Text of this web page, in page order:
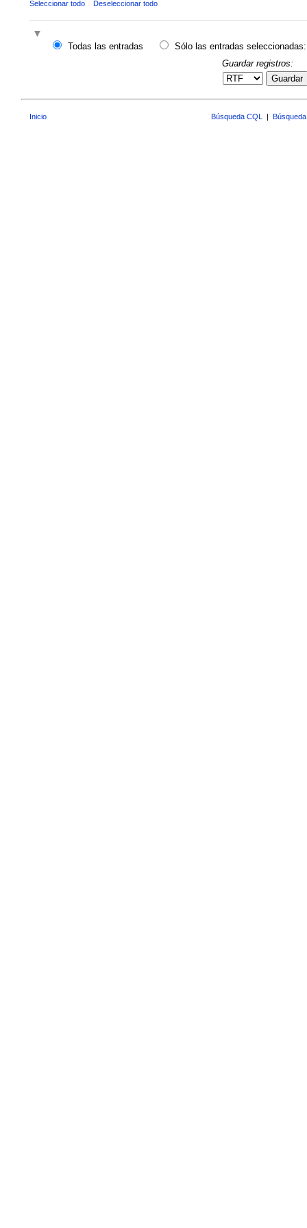
Seleccionar todo Deseleccionar todo
Todas las entradas
Sólo las entradas seleccionadas:
Guardar registros:
Guardar
Inicio Búsqueda CQL